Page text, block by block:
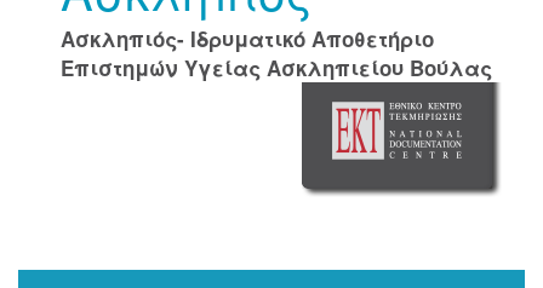
Ασκληπιός- Ιδρυματικό Αποθετήριο
Επιστημών Υγείας Ασκληπιείου Βούλας